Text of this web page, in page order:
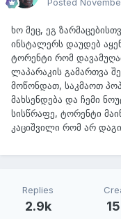
Posted
ხო მეც, ეგ
ინსტალერს დაუდებ
ტორენტი რომ
ლაპარაკის გამართვა
მოწონდათ, საკმაოთ
მახსენდება და ჩემი
სისწრაფე, ტორენტი
კაციშვილი რომ არ
Replies
2.9k